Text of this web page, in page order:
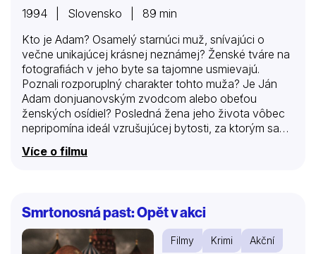
1994 | Slovensko | 89 min
Kto je Adam? Osamelý starnúci muž, snívajúci o
večne unikajúcej krásnej neznámej? Ženské tváre na
fotografiách v jeho byte sa tajomne usmievajú.
Poznali rozporuplný charakter tohto muža? Je Ján
Adam donjuanovským zvodcom alebo obeťou
ženských osídiel? Posledná žena jeho života vôbec
nepripomína ideál vzrušujúcej bytosti, za ktorým sa
ona, stará a chorá Laura, pred ktorou zahrá svoju
ustaté srdce načisto nevyčerpá.
Více o filmu
Smrtonosná past: Opět v akci
Filmy Krimi Akční